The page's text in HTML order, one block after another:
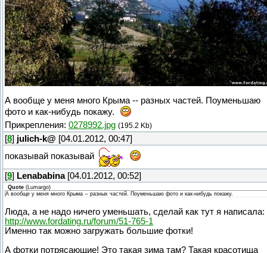
А вообще у меня много Крыма -- разных частей. Поуменьшаю
фото и как-нибудь покажу.
Прикрепления: 0278992.jpg (195.2 Kb)
[8] julich-k@ [04.01.2012, 00:47]
показывай показывай
[9] Lenababina[04.01.2012, 00:52]
Quote ( Lumargo)
А вообще у меня много Крыма -- разных частей. Поуменьшаю фото и как-нибудь покажу.
Люда, а не надо ничего уменьшать, сделай как тут я написала:
http://www.fordating.ru/forum/51-765-1
Именно так можно загружать большие фотки!
А фотки потрясающие! Это такая зима там? Такая красотища